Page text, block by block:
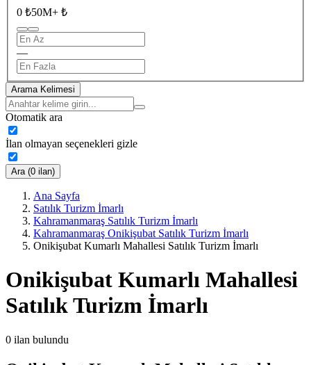
0 ₺50M+ ₺
—
Arama Kelimesi
Otomatik ara
İlan olmayan seçenekleri gizle
Ara (0 ilan)
Ana Sayfa
Satılık Turizm İmarlı
Kahramanmaraş Satılık Turizm İmarlı
Kahramanmaraş Onikişubat Satılık Turizm İmarlı
Onikişubat Kumarlı Mahallesi Satılık Turizm İmarlı
Onikişubat Kumarlı Mahallesi
Satılık Turizm İmarlı
0 ilan bulundu